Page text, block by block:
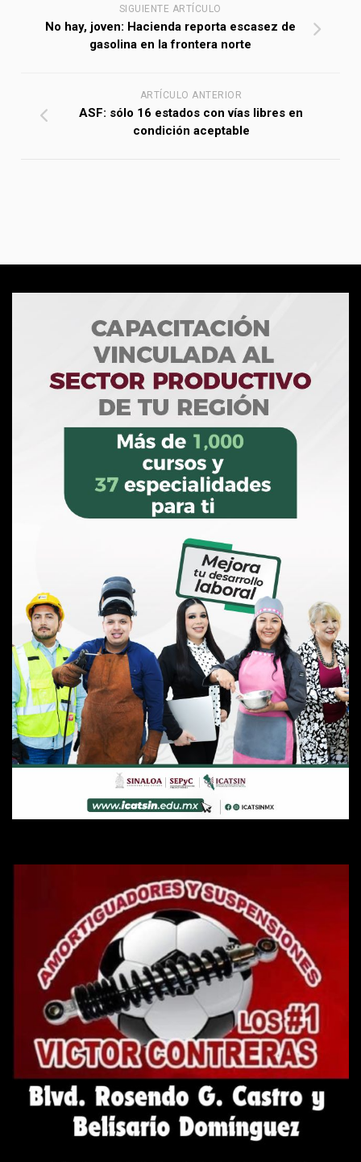
SIGUIENTE ARTÍCULO
No hay, joven: Hacienda reporta escasez de
gasolina en la frontera norte
ARTÍCULO ANTERIOR
ASF: sólo 16 estados con vías libres en
condición aceptable